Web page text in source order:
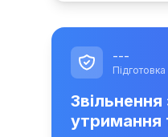
---
Звільнення
утримання